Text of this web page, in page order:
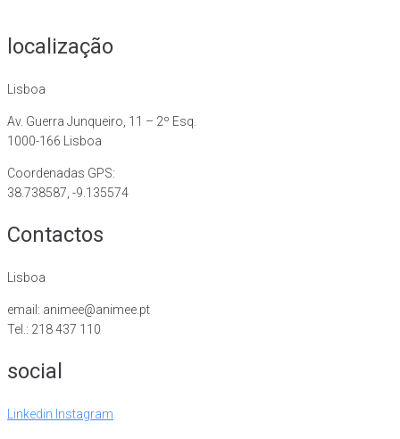
localização
Lisboa
Av. Guerra Junqueiro, 11 – 2º Esq.
1000-166 Lisboa
Coordenadas GPS:
38.738587, -9.135574
Contactos
Lisboa
email: animee@animee.pt
Tel.: 218 437 110
social
Linkedin Instagram